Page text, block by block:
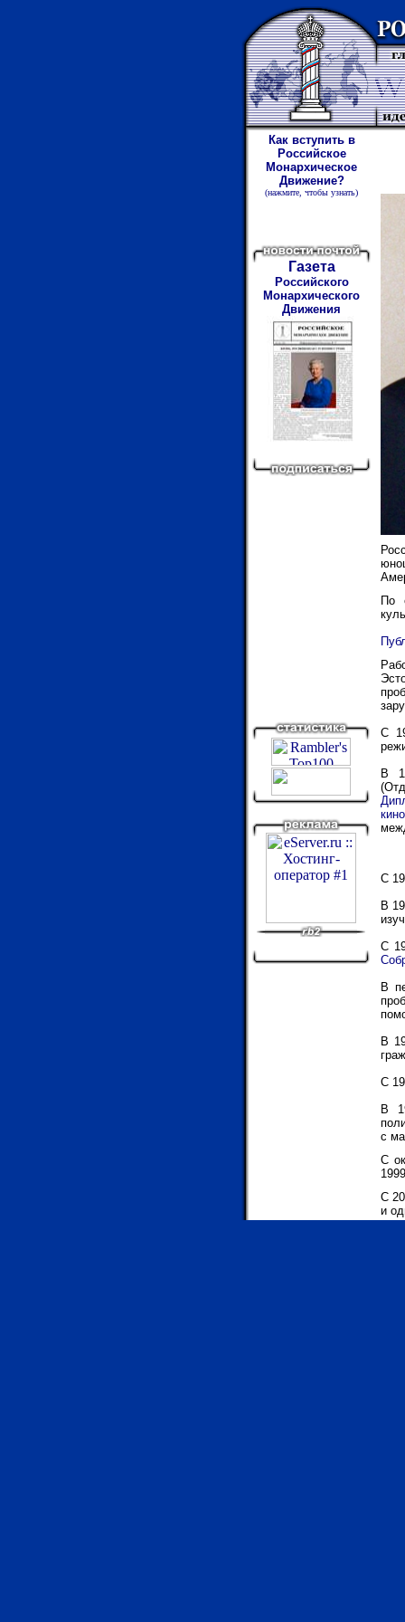
Как вступить в
Российское
Монархическое
Движение?
(нажмите чтобы узнать)
Газета
Российского
Монархического
Движения
По
С
В
С
В
С
В
В
С
В
с
С
С
и